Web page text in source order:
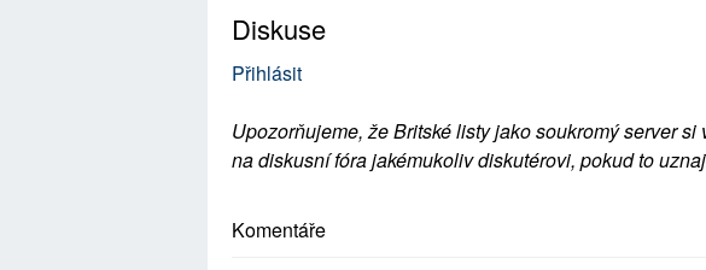
Diskuse
Přihlásit
Upozorňujeme, že Britské listy jako soukromý server
na diskusní fóra jakémukoliv diskutérovi, pokud to
Komentáře